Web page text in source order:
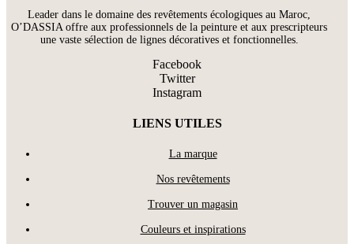
Leader dans le domaine des revêtements écologiques au Maroc,
O’DASSIA offre aux professionnels de la peinture et aux prescripteurs
une vaste sélection de lignes décoratives et fonctionnelles.
Facebook
Twitter
Instagram
LIENS UTILES
La marque
Nos revêtements
Trouver un magasin
Couleurs et inspirations